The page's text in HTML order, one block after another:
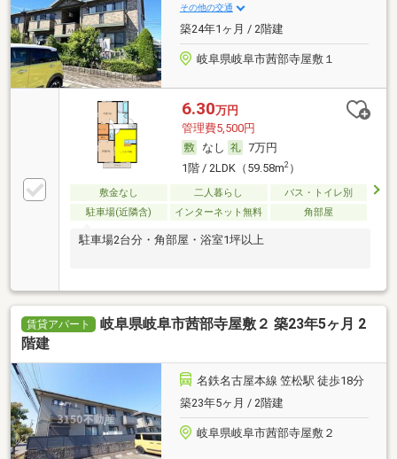
その他の交通
築24年1ヶ月 / 2階建
岐阜県岐阜市茜部寺屋敷１
6.30万円
管理費5,500円
なし
7万円
1階 / 2LDK（59.58m2）
敷金なし 二人暮らし
バス・トイレ別
駐車場(近隣含)
インターネット無料 角部屋
駐車場2台分・角部屋・浴室1坪以上
賃貸アパート
岐阜県岐阜市茜部寺屋敷２ 築23年5ヶ月 2
階建
名鉄名古屋本線 笠松駅 徒歩18分
築23年5ヶ月 / 2階建
岐阜県岐阜市茜部寺屋敷２